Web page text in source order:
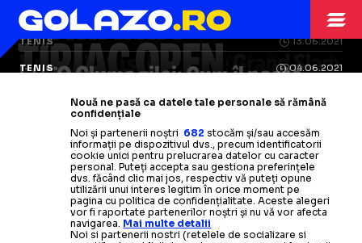
STANISLAS
WAWRINKA
FRANCEZI
Arthur Fils s-aretras de la Roland
Garros: „Nu vreau să fiu prost. Nu
îmi voi asuma niciun risc”
Citește mai mult
ROMÂNIA
Un triplu câștigător de Grand Slam
Concord Iași Open!
Când
se desfășoară turneul
Citește mai mult
TENIS 29.03.2025
ȚIRIAC OPEN
Au fost stabilite primele partide
ale turneului de la București »Un
singur românpe tabloul principal
Citește mai mult
TENIS 11.04.2022
ATP Monte Carlo: Stanislas
Wawrinka, învins la revenirea
într-unturneu important
Citește mai mult
TENIS 13.06.2021
FOTO Gluma zilei: Cum îl poate
învinge Stefanos Tsitsipas pe
Novak Djokovic în finala de la
Roland Garros
Citește mai mult
TENIS 12.06.2021
FOTONole, legenda: Cele mai
răsunătoare victorii din cariera lui
Novak Djokovic
Citește mai mult
TENIS 04.06.2021
Triplu câștigător de Grand Slam,
Stan Wawrinka va absenta de la
Wimbledon
Citește mai mult
Nouă ne pasă ca datele tale personale să rămână
confidențiale
Noi și partenerii noștri 682 stocăm și/sau accesăm
informații pe dispozitivul dvs., precum identificatorii
cookie unici pentru prelucrarea datelor cu caracter
personal. Puteți accepta sau gestiona preferințele
dvs. făcând clic mai jos, respectiv vă puteți opune
utilizării unui interes legitim în orice moment pe
pagina cu politica de confidențialitate. Aceste alegeri
vor fi raportate partenerilor noștri și nu vă vor afecta
navigarea. Mai multe detalii
Noi si partenerii nostri (retelele de socializare si